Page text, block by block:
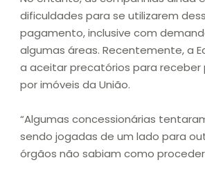
dificuldades para se utilizarem
pagamento, inclusive com
algumas áreas. Recentemente, a
a aceitar precatórios para
por imóveis da União.
“Algumas concessionárias
sendo jogadas de um lado para
órgãos não sabiam como